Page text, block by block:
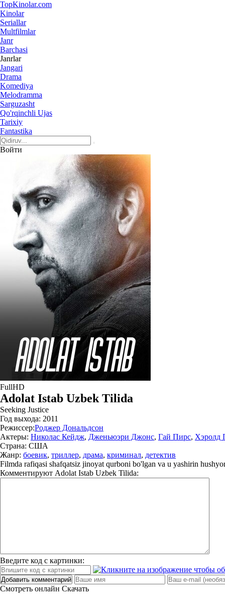
TopKinolar.com
Kinolar
Seriallar
Multfilmlar
Janr
Barchasi
Janrlar
Jangari
Drama
Komediya
Melodramma
Sarguzasht
Qo'rqinchli Ujas
Tarixiy
Fantastika
Войти
FullHD
Adolat Istab Uzbek Tilida
Seeking Justice
Год выхода: 2011
Режиссер:Роджер Дональдсон
Актеры: Николас Кейдж, Дженьюэри Джонс, Гай Пирс, Хэролд
Страна: США
Жанр: боевик, триллер, драма, криминал, детектив
Filmda rafiqasi shafqatsiz jinoyat qurboni bo'lgan va u yashirin
Комментируют Adolat Istab Uzbek Tilida:
Введите код с картинки:
Добавить комментарий
Смотреть онлайн Скачать